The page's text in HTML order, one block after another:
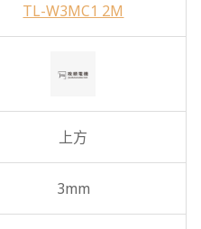
TL-W3MC1 2M
上方
3mm